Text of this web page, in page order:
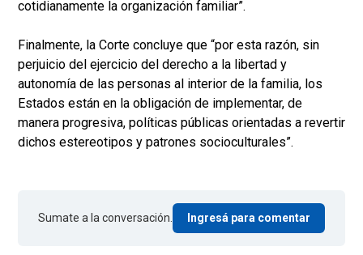
cotidianamente la organización familiar”.
Finalmente, la Corte concluye que “por esta razón, sin
perjuicio del ejercicio del derecho a la libertad y
autonomía de las personas al interior de la familia, los
Estados están en la obligación de implementar, de
manera progresiva, políticas públicas orientadas a revertir
dichos estereotipos y patrones socioculturales”.
Sumate a la conversación. Ingresá para comentar